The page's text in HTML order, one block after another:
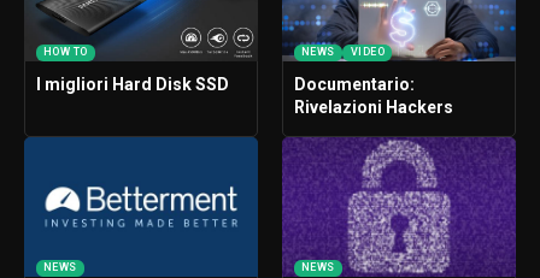
HOW TO
I migliori Hard Disk SSD
NEWS VIDEO
Documentario:
Rivelazioni Hackers
NEWS NEWS